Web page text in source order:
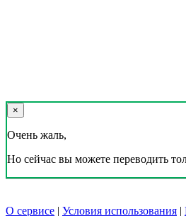
×
Очень жаль,
Но сейчас вы можете переводить
О сервисе | Условия использования |